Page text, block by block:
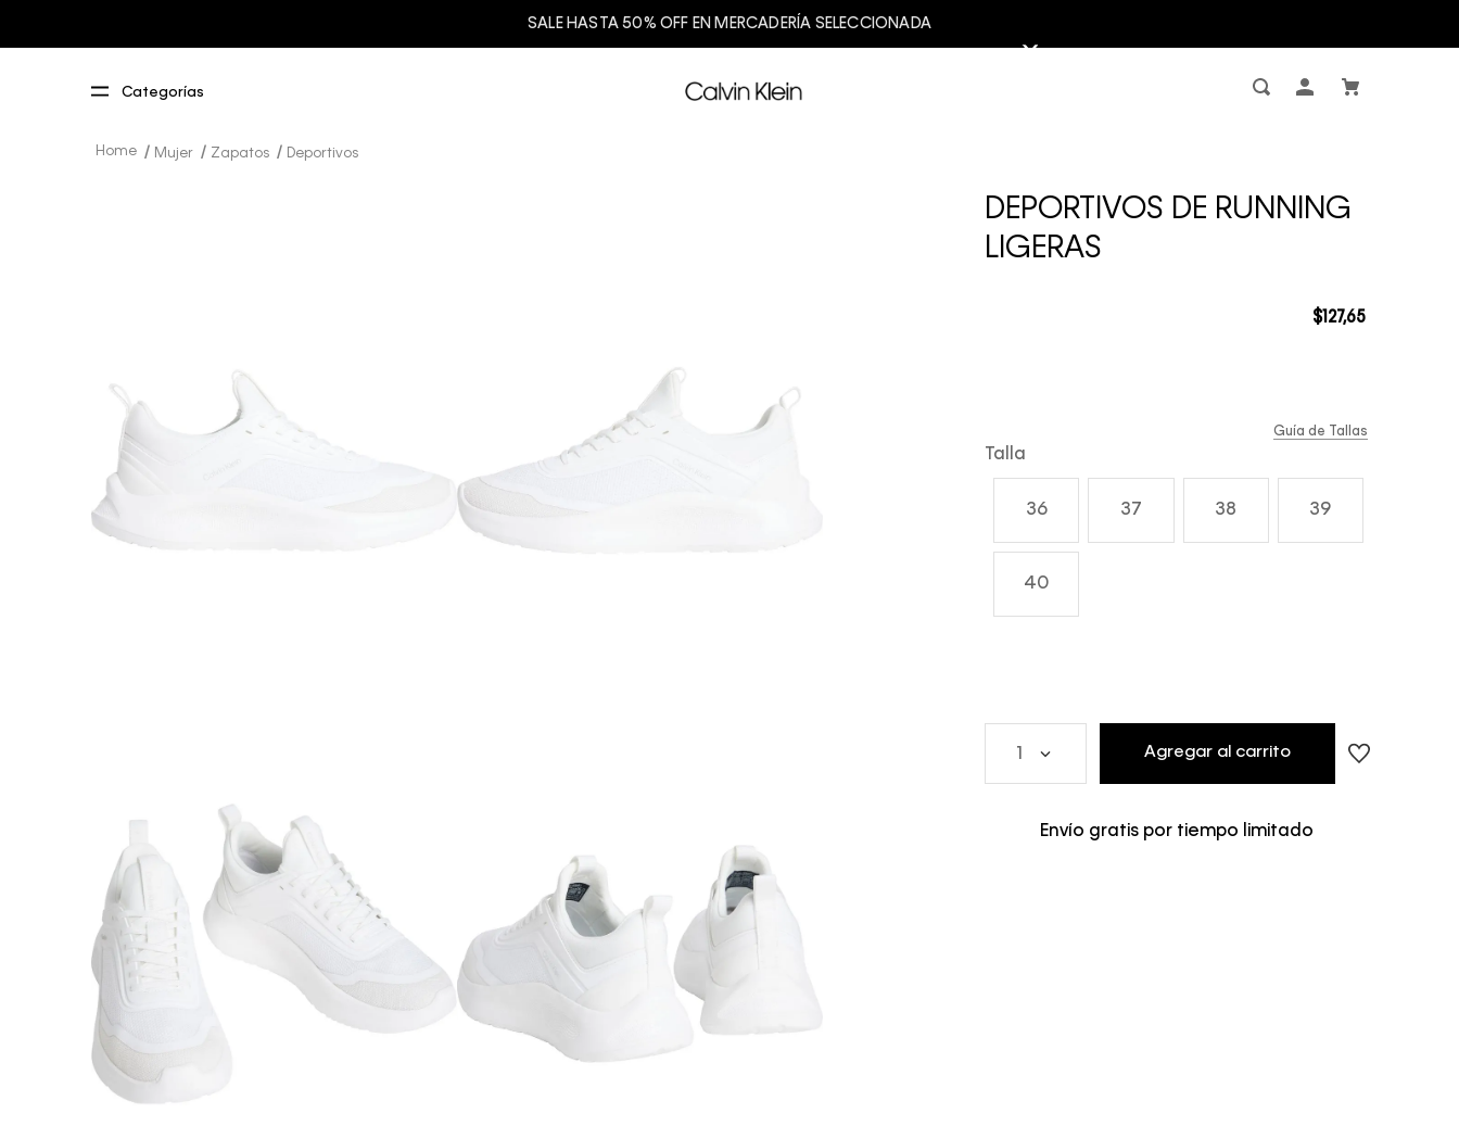
SALE HASTA 50% OFF EN MERCADERÍA SELECCIONADA
Mujer Zapatos Deportivos
DEPORTIVOS DE RUNNING
LIGERAS
$127,65
Talla
36 37 38 39
40
Guía de Tallas
Agregar al carrito
Envío gratis por tiempo limitado